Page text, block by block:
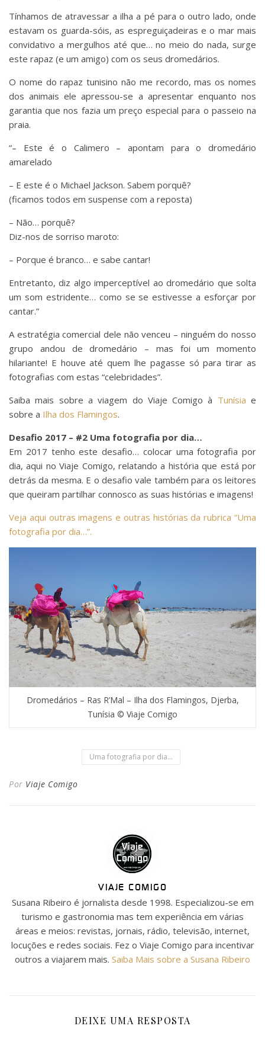
Tínhamos de atravessar a ilha a pé para o outro lado, onde
estavam os guarda-sóis, as espreguiçadeiras e o mar mais
convidativo a mergulhos até que… no meio do nada, surge
este rapaz (e um amigo) com os seus dromedários.
O nome do rapaz tunisino não me recordo, mas os nomes
dos animais ele apressou-se a apresentar enquanto nos
garantia que nos fazia um preço especial para o passeio na
praia.
“– Este é o Calimero – apontam para o dromedário
amarelado
– E este é o Michael Jackson. Sabem porquê?
(ficamos todos em suspense com a reposta)
– Não… porquê?
Diz-nos de sorriso maroto:
– Porque é branco… e sabe cantar!
Entretanto, diz algo imperceptível ao dromedário que solta
um som estridente… como se se estivesse a esforçar por
cantar.”
A estratégia comercial dele não venceu – ninguém do nosso
grupo andou de dromedário – mas foi um momento
hilariante! E houve até quem lhe pagasse só para tirar as
fotografias com estas “celebridades”.
Saiba mais sobre a viagem do Viaje Comigo à Tunísia e
sobre a Ilha dos Flamingos.
Desafio 2017 – #2 Uma fotografia por dia…
Em 2017 tenho este desafio… colocar uma fotografia por
dia, aqui no Viaje Comigo, relatando a história que está por
detrás da mesma. E o desafio vale também para os leitores
que queiram partilhar connosco as suas histórias e imagens!
Veja aqui outras imagens e outras histórias da rubrica “Uma
fotografia por dia…”.
Dromedários – Ras R’Mal – Ilha dos Flamingos, Djerba,
Tunísia © Viaje Comigo
Uma fotografia por dia...
Por Viaje Comigo
VIAJE COMIGO
Susana Ribeiro é jornalista desde 1998. Especializou-se em
turismo e gastronomia mas tem experiência em várias
áreas e meios: revistas, jornais, rádio, televisão, internet,
locuções e redes sociais. Fez o Viaje Comigo para incentivar
outros a viajarem mais. Saiba Mais sobre a Susana Ribeiro
DEIXE UMA RESPOSTA